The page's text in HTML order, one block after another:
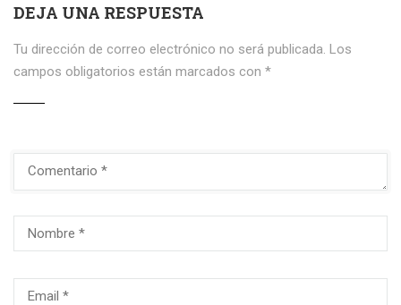
DEJA UNA RESPUESTA
Tu dirección de correo electrónico no será publicada. Los
campos obligatorios están marcados con *